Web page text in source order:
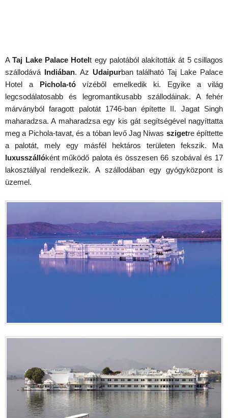
ATaj Lake Palace Hotelt egy palotából alakították át 5 csillagos
szállodává Indiában. Az Udaipurban található Taj Lake Palace
Hotel a Pichola-tóvízéből emelkedik ki. Egyike a világ
legcsodálatosabb és legromantikusabb szállodáinak. A fehér
márványból faragott palotát 1746-ban építette II. Jagat Singh
maharadzsa. A maharadzsa egy kis gát segítségével nagyíttatta
meg a Pichola-tavat, és a tóban levő Jag Niwas szigetre építtette
a palotát, mely egy másfél hektáros területen fekszik. Ma
luxusszállóként működő palota és összesen 66 szobával és 17
lakosztállyal rendelkezik. A szállodában egy gyógyközpont is
üzemel.